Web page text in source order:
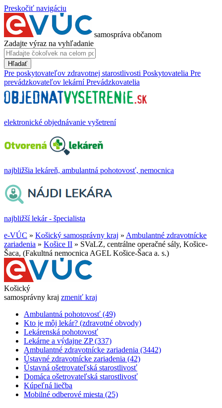
Preskočiť navigáciu
samospráva občanom
Zadajte výraz na vyhľadanie
Hľadať
Pre poskytovateľov zdravotnej starostlivosti Poskytovatelia Pre
prevádzkovateľov lekární Prevádzkovatelia
elektronické objednávanie vyšetrení
najbližšia lekáreň, ambulantná pohotovosť, nemocnica
najbližší lekár - špecialista
e-VÚC » Košický samosprávny kraj » Ambulantné zdravotnícke
zariadenia » Košice II » SVaLZ, centrálne operačné sály, Košice-
Šaca, (Fakultná nemocnica AGEL Košice-Šaca a. s.)
Košický
samosprávny kraj zmeniť kraj
Ambulantná pohotovosť (49)
Kto je môj lekár? (zdravotné obvody)
Lekárenská pohotovosť
Lekárne a výdajne ZP (337)
Ambulantné zdravotnícke zariadenia (3442)
Ústavné zdravotnícke zariadenia (42)
Ústavná ošetrovateľská starostlivosť
Domáca ošetrovateľská starostlivosť
Kúpeľná liečba
Mobilné odberové miesta (25)